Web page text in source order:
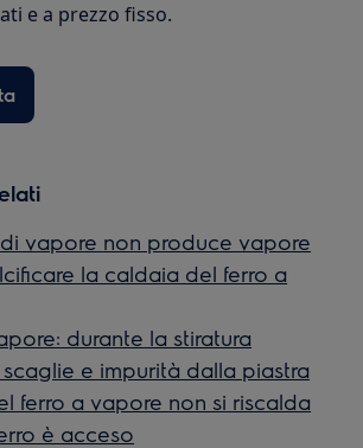
e a prezzo fisso.
vapore non produce vapore
la caldaia del ferro a
durante la stiratura
e impurità dalla piastra
ferro a vapore non si riscalda
è acceso